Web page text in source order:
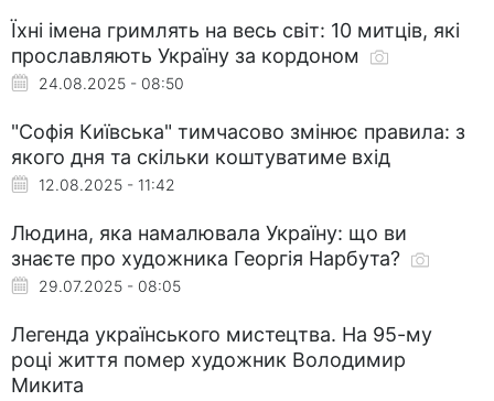
Їхні імена гримлять на весь світ: 10 митців, які
прославляють Україну за кордоном
24.08.2025 - 08:50
"Софія Київська" тимчасово змінює правила: з
якого дня та скільки коштуватиме вхід
12.08.2025 - 11:42
Людина, яка намалювала Україну: що ви
знаєте про художника Георгія Нарбута?
29.07.2025 - 08:05
Легенда українського мистецтва. На 95-му
році життя помер художник Володимир
Микита